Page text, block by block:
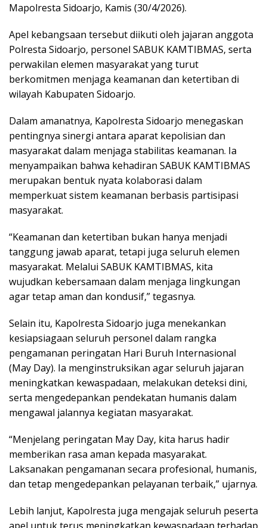
Mapolresta Sidoarjo, Kamis (30/4/2026).
Apel kebangsaan tersebut diikuti oleh jajaran anggota
Polresta Sidoarjo, personel SABUK KAMTIBMAS, serta
perwakilan elemen masyarakat yang turut
berkomitmen menjaga keamanan dan ketertiban di
wilayah Kabupaten Sidoarjo.
Dalam amanatnya, Kapolresta Sidoarjo menegaskan
pentingnya sinergi antara aparat kepolisian dan
masyarakat dalam menjaga stabilitas keamanan. Ia
menyampaikan bahwa kehadiran SABUK KAMTIBMAS
merupakan bentuk nyata kolaborasi dalam
memperkuat sistem keamanan berbasis partisipasi
masyarakat.
“Keamanan dan ketertiban bukan hanya menjadi
tanggung jawab aparat, tetapi juga seluruh elemen
masyarakat. Melalui SABUK KAMTIBMAS, kita
wujudkan kebersamaan dalam menjaga lingkungan
agar tetap aman dan kondusif,” tegasnya.
Selain itu, Kapolresta Sidoarjo juga menekankan
kesiapsiagaan seluruh personel dalam rangka
pengamanan peringatan Hari Buruh Internasional
(May Day). Ia menginstruksikan agar seluruh jajaran
meningkatkan kewaspadaan, melakukan deteksi dini,
serta mengedepankan pendekatan humanis dalam
mengawal jalannya kegiatan masyarakat.
“Menjelang peringatan May Day, kita harus hadir
memberikan rasa aman kepada masyarakat.
Laksanakan pengamanan secara profesional, humanis,
dan tetap mengedepankan pelayanan terbaik,” ujarnya.
Lebih lanjut, Kapolresta juga mengajak seluruh peserta
apel untuk terus meningkatkan kewaspadaan terhadap